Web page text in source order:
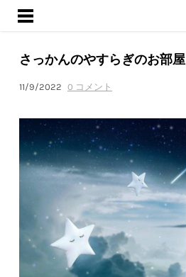
ようこそ
活動内容
ブログ
さっかんのやすらぎのお部屋
11/9/2022 0 コメント